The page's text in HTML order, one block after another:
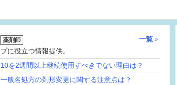
薬剤師
一覧
に役立つ情報提供。
を2週間以上継続使用すべきでない理由は？
般名処方の剤形変更に関する注意点は？